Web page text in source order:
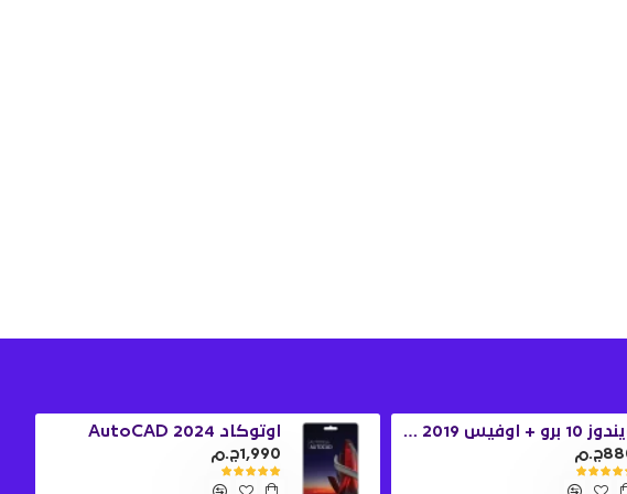
ويندوز 10 برو + اوفيس 2019 برو بلس
اوتوكاد 2024 AutoCAD
1,990ج.م